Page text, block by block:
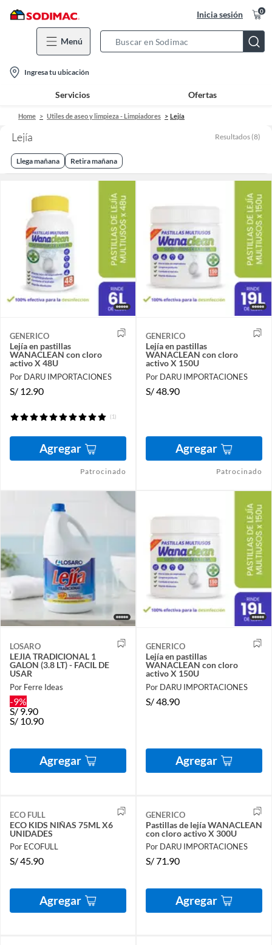
Inicia sesión 0
Menú
Bar
location-
icon
Ingresa tu ubicación
Servicios Ofertas
Home Utiles de aseo y limpieza - Limpiadores Lejía
Lejía Resultados (8)
Llega mañana Retira mañana
GENERICO
Lejía en pastillas
WANACLEAN con cloro
activo X 48U
Por DARU IMPORTACIONES
S/ 12.90
(1)
Agregar
Patrocinado
GENERICO
Lejía en pastillas
WANACLEAN con cloro
activo X 150U
Por DARU IMPORTACIONES
S/48.90
Agregar
Patrocinado
LOSARO
LEJIA TRADICIONAL 1
GALON (3.8 LT) - FACIL DE
USAR
Por Ferre Ideas
-9%
S/9.90
S/ 10.90
Agregar
GENERICO
Lejía en pastillas
WANACLEAN con cloro
activo X 150U
Por DARU IMPORTACIONES
S/48.90
Agregar
ECO FULL
ECO KIDS NIÑAS 75ML X6
UNIDADES
Por ECOFULL
S/45.90
Agregar
GENERICO
Pastillas de lejía WANACLEAN
con cloro activo X 300U
Por DARU IMPORTACIONES
S/71.90
Agregar